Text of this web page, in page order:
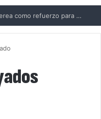
América hace oficial a Óscar Perea como refuerzo para el Apertura 2026